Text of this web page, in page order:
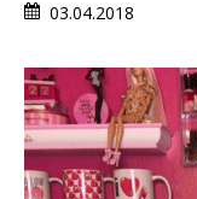
03.04.2018